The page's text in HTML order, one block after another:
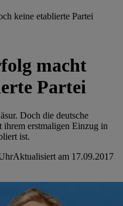
keine etablierte Partei
macht
Partei
Doch die deutsche
ihrem erstmaligen Einzug in
ist.
Aktualisiert am 17.09.2017